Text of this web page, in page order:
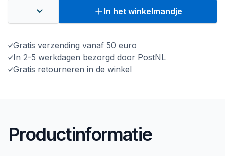
In het winkelmandje
Gratis verzending vanaf 50 euro
In 2-5 werkdagen bezorgd door PostNL
Gratis retourneren in de winkel
Productinformatie